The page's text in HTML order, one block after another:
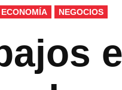
ECONOMÍA NEGOCIOS